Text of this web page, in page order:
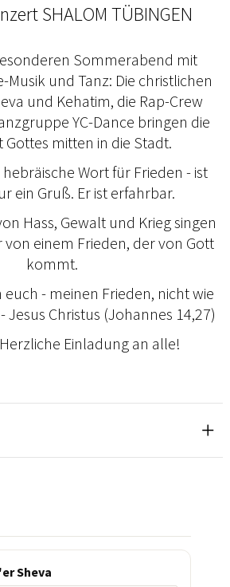
SHALOM TÜBINGEN
Sommerabend mit
Musik und Tanz: Die christlichen
und Kehatim, die Rap-Crew
YC-Dance bringen die
Gottes mitten in die Stadt.
hebräische Wort für Frieden - ist
ein Gruß. Er ist erfahrbar.
Hass, Gewalt und Krieg singen
einem Frieden, der von Gott
kommt.
euch - meinen Frieden, nicht wie
Jesus Christus (Johannes 14,27)
Einladung an alle!
Sheva